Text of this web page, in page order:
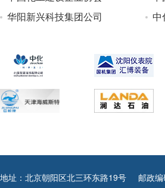
华阳新兴科技集团公司
中
地址：北京朝阳区北三环东路19号
邮政